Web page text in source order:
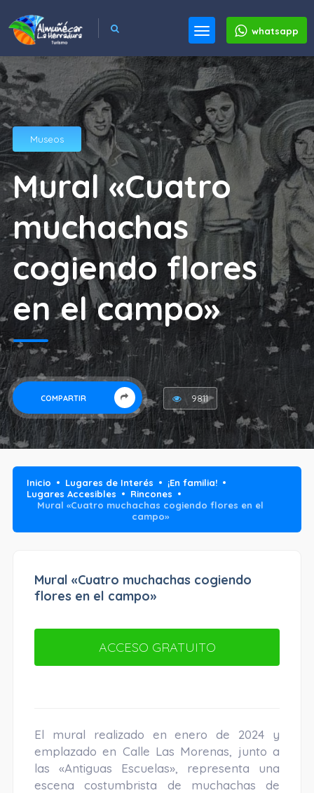
whatsapp
Museos
Mural «Cuatro
muchachas
cogiendo flores
en el campo»
COMPARTIR 9811
Inicio Lugares de Interés
¡En familia!
Lugares Accesibles
Rincones
Mural «Cuatro muchachas cogiendo flores en el
campo»
Mural «Cuatro muchachas cogiendo
flores en el campo»
ACCESO GRATUITO
El mural realizado en enero de 2024 y
emplazado en Calle Las Morenas, junto a
las «Antiguas Escuelas», representa una
escena costumbrista de muchachas de